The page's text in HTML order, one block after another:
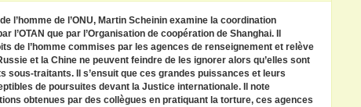
l’homme de l’ONU, Martin Scheinin examine la coordination
que par l’Organisation de coopération de Shanghai. Il
de l’homme commises par les agences de renseignement et relève
et la Chine ne peuvent feindre de les ignorer alors qu’elles sont
sous-traitants. Il s’ensuit que ces grandes puissances et leurs
de poursuites devant la Justice internationale. Il note
obtenues par des collègues en pratiquant la torture, ces agences